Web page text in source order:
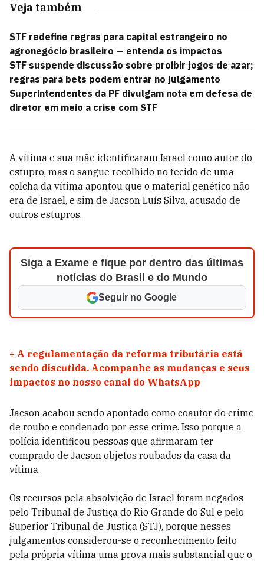
Veja também
STF redefine regras para capital estrangeiro no
agronegócio brasileiro — entenda os impactos
STF suspende discussão sobre proibir jogos de azar;
regras para bets podem entrar no julgamento
Superintendentes da PF divulgam nota em defesa de
diretor em meio a crise com STF
A vítima e sua mãe identificaram Israel como autor do
estupro, mas o sangue recolhido no tecido de uma
colcha da vítima apontou que o material genético não
era de Israel, e sim de Jacson Luís Silva, acusado de
outros estupros.
Siga a Exame e fique por dentro das últimas
notícias do Brasil e do Mundo
Seguir no Google
+ A regulamentação da reforma tributária está
sendo discutida. Acompanhe as mudanças e seus
impactos no nosso canal do WhatsApp
Jacson acabou sendo apontado como coautor do crime
de roubo e condenado por esse crime. Isso porque a
polícia identificou pessoas que afirmaram ter
comprado de Jacson objetos roubados da casa da
vítima.
Os recursos pela absolvição de Israel foram negados
pelo Tribunal de Justiça do Rio Grande do Sul e pelo
Superior Tribunal de Justiça (STJ), porque nesses
julgamentos considerou-se o reconhecimento feito
pela própria vítima uma prova mais substancial que o